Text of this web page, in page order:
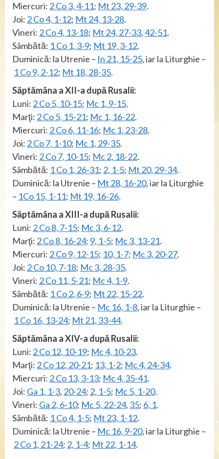
Miercuri: 2 Co 3, 4-11; Mt 23, 29-39.
Joi: 2 Co 4, 1-12; Mt 24, 13-28.
Vineri: 2 Co 4, 13-18; Mt 24, 27-33,42-51.
Sâmbătă: 1 Co 1, 3-9; Mt 19, 3-12.
Duminică: la Utrenie – In 21, 15-25, iar la Liturghie –
1 Co 9, 2-12; Mt 18, 28-35.
Săptămâna a XII-a după Rusalii:
Luni: 2 Co 5, 10-15; Mc 1, 9-15.
Marţi: 2 Co 5, 15-21; Mc 1, 16-22.
Miercuri: 2 Co 6, 11-16; Mc 1, 23-28.
Joi: 2 Co 7, 1-10; Mc 1, 29-35.
Vineri: 2 Co 7, 10-15; Mc 2, 18-22.
Sâmbătă: 1 Co 1, 26-31; 2, 1-5; Mt 20, 29-34.
Duminică: la Utrenie – Mt 28, 16-20, iar la Liturghie
– 1Co 15, 1-11; Mt 19, 16-26.
Săptămâna a XIII-a după Rusalii:
Luni: 2 Co 8, 7-15; Mc 3, 6-12.
Marţi: 2 Co 8, 16-24; 9, 1-5; Mc 3, 13-21.
Miercuri: 2 Co 9, 12-15; 10, 1-7; Mc 3, 20-27.
Joi: 2 Co 10, 7-18; Mc 3, 28-35.
Vineri: 2 Co 11, 5-21; Mc 4, 1-9.
Sâmbătă: 1 Co 2, 6-9; Mt 22, 15-22.
Duminică: la Utrenie – Mc 16, 1-8, iar la Liturghie –
1 Co 16, 13-24; Mt 21, 33-44.
Săptămâna a XIV-a după Rusalii:
Luni: 2 Co 12, 10-19; Mc 4, 10-23.
Marţi: 2 Co 12, 20-21; 13, 1-2; Mc 4, 24-34.
Miercuri: 2 Co 13, 3-13; Mc 4, 35-41.
Joi: Ga 1, 1-3, 20-24; 2, 1-5; Mc 5, 1-20.
Vineri: Ga 2, 6-10; Mc 5, 22-24, 35; 6, 1.
Sâmbătă: 1 Co 4, 1-5; Mt 23, 1-12.
Duminică: la Utrenie – Mc 16, 9-20, iar la Liturghie –
2 Co 1, 21-24; 2, 1-4; Mt 22, 1-14.